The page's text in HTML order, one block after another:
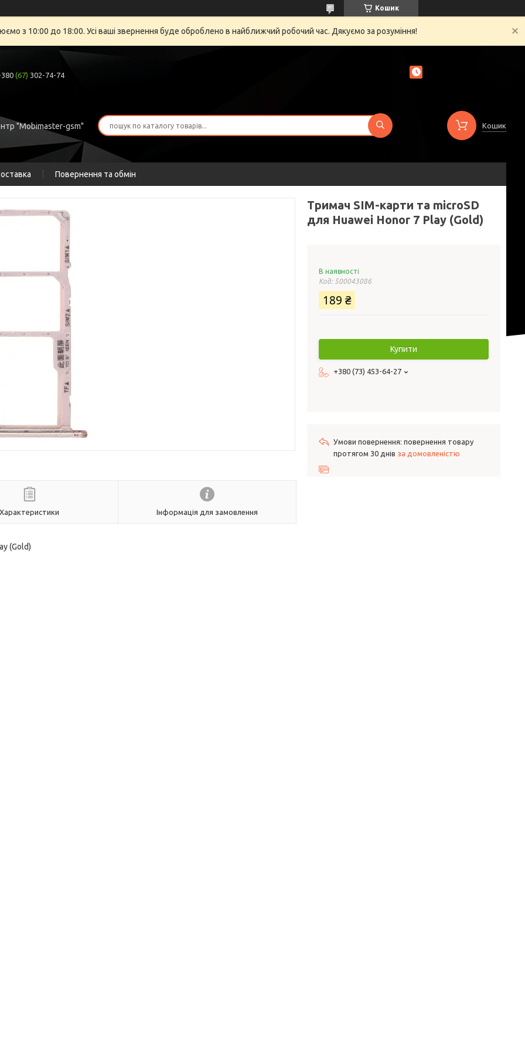
Кошик
з 10:00 до 18:00. Усі ваші звернення буде оброблено в найближчий робочий час. Дякуємо за розуміння!
(67) 302-74-74
"Mobimaster-gsm" Кошик
Повернення та обмін
Характеристики Інформація для замовлення
(Gold)
Тримач SIM-карти та microSD
для Huawei Honor 7 Play (Gold)
В наявності
Код: 500043086
189 ₴
Купити
+380 (73) 453-64-27
повернення товару
протягом 30 днів за домовленістю